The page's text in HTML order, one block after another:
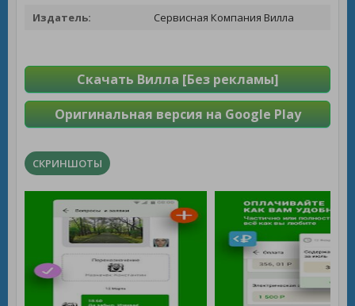
Издатель:
Сервисная Компания Вилла
Скачать Вилла [Без рекламы]
Оригинальная версия на Google Play
СКРИНШОТЫ